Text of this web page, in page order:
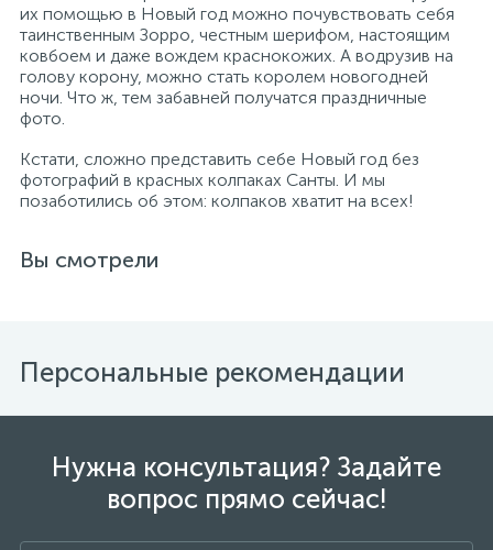
их помощью в Новый год можно почувствовать себя
таинственным Зорро, честным шерифом, настоящим
ковбоем и даже вождем краснокожих. А водрузив на
голову корону, можно стать королем новогодней
ночи. Что ж, тем забавней получатся праздничные
фото.
Кстати, сложно представить себе Новый год без
фотографий в красных колпаках Санты. И мы
позаботились об этом: колпаков хватит на всех!
Вы смотрели
Персональные рекомендации
Нужна консультация? Задайте
вопрос прямо сейчас!